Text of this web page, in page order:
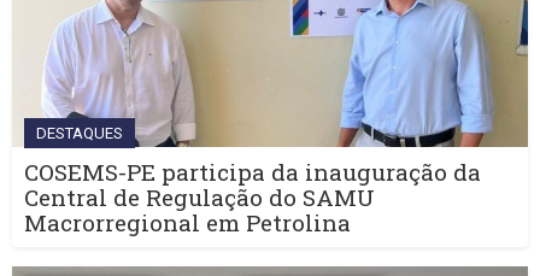
DESTAQUES
COSEMS-PE participa da inauguração da
Central de Regulação do SAMU
Macrorregional em Petrolina